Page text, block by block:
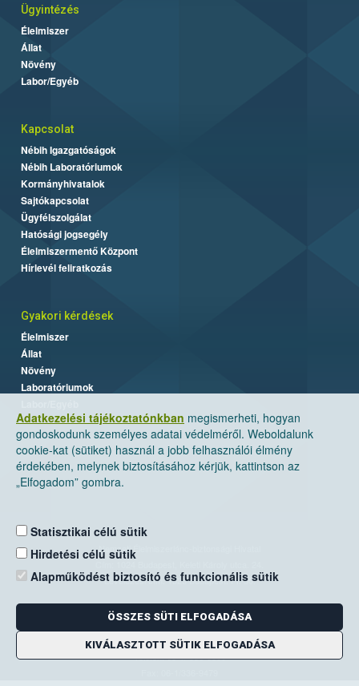
Adatkezelési tájékoztatónkban megismerheti, hogyan
gondoskodunk személyes adatai védelméről. Weboldalunk
cookie-kat (sütiket) használ a jobb felhasználói élmény
érdekében, melynek biztosításához kérjük, kattintson az
„Elfogadom” gombra.
Statisztikai célú sütik
Hirdetési célú sütik
Alapműködést biztosító és funkcionális sütik
ÖSSZES SÜTI ELFOGADÁSA
KIVÁLASZTOTT SÜTIK ELFOGADÁSA
Ügyintézés
Élelmiszer
Állat
Növény
Labor/Egyéb
Kapcsolat
Nébih Igazgatóságok
Nébih Laboratóriumok
Kormányhivatalok
Sajtókapcsolat
Ügyfélszolgálat
Hatósági jogsegély
Élelmiszermentő Központ
Hírlevél feliratkozás
Gyakori kérdések
Élelmiszer
Állat
Növény
Laboratóriumok
Nemzeti Élelmiszerlánc-biztonsági Hivatal
Levelezési cím: 1525 Budapest. Pf. 30.
E-mail:ugyfelszolgalat@nebih.gov.hu
Zöld szám: 06-80/263-244
Telefon: 06-1/ 336-9000